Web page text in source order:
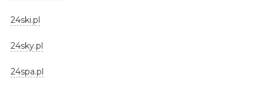
24ski.pl
24sky.pl
24spa.pl